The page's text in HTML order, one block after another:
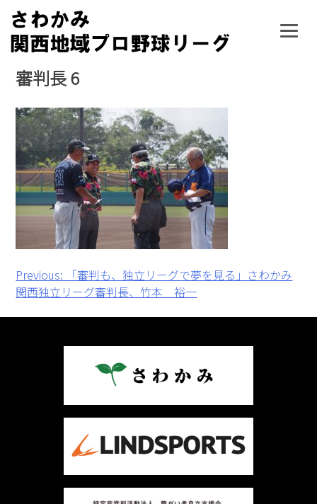
Skip
content
審判長 6
投
稿
Previous:
「審判も、独立リーグで夢を見る」さわかみ
関西独立リーグ審判長、竹本 裕一